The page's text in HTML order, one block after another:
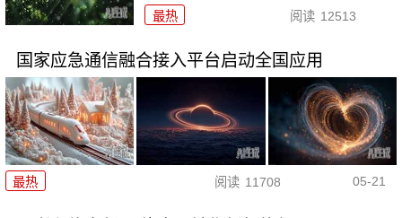
最热 阅读 12513
国家应急通信融合接入平台启动全国应用
最热 阅读 11708 05-21